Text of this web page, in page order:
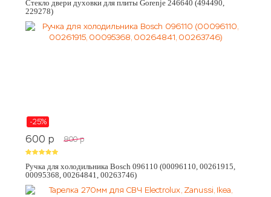
Стекло двери духовки для плиты Gorenje 246640 (494490,
229278)
-25%
600 p 800 p
Ручка для холодильника Bosch 096110 (00096110, 00261915,
00095368, 00264841, 00263746)